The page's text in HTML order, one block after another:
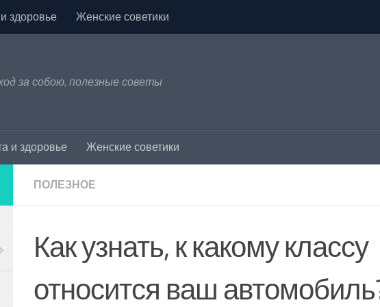
здоровье Женские советики
за собою, полезные советы
и здоровье Женские советики
ПОЛЕЗНОЕ
Как узнать, к какому классу
относится ваш